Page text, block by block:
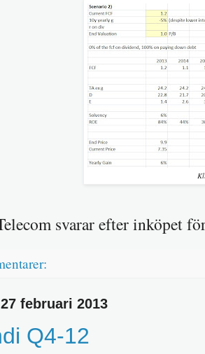
svarar efter inköpet
februari 2013
Q4-12